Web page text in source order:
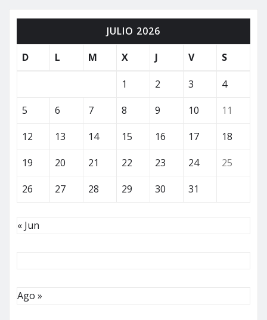
JULIO 2026
D
L M X J V S
1 2 3
4
5
6 7 8 9 10
11
12
13 14 15 16 17
18
19
20 21 22 23 24
25
26
27 28 29 30 31
« Jun
Ago »